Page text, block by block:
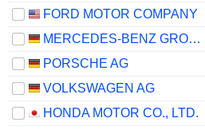
FORD MOTOR COMPANY
MERCEDES-BENZ GROUP AG
PORSCHE AG
VOLKSWAGEN AG
HONDA MOTOR CO., LTD.